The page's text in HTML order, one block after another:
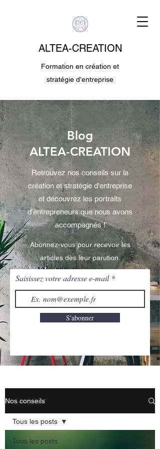
ALTEA-CREATION
Formation en création et
stratégie d'entreprise
Blog
ALTEA-CREATION
Retrouvez nos conseils sur la
création et stratégie d'entreprise
et découvrez les portraits
d'entrepreneurs que nous avons
accompagnés !
Abonnez-vous pour recevoir les
articles dès leur parution.
Saisissez votre adresse e-mail
S'abonner
Nos conseils
Tous les posts
Tous les posts